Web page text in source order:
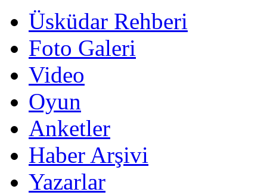
Üsküdar Rehberi
Foto Galeri
Video
Oyun
Anketler
Haber Arşivi
Yazarlar